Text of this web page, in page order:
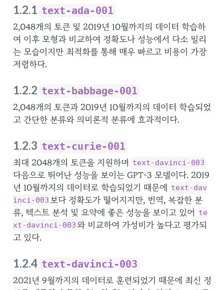
1.2.1 text-ada-001
2,048개의 토큰 및 2019년 10월까지의 데이터 학습하
여 이후 모형과 비교하여 정확도나 성능에서 다소 밀리
는 모습이지만 최적화를 통해 매우 빠르고 비용이 가장
저렴하다.
1.2.2 text-babbage-001
2,048개의 토큰과 2019년 10월까지의 데이터 학습되었
고 간단한 분류와 의미론적 분류에 효과적이다.
1.2.3 text-curie-001
최대 2048개의 토큰을 지원하며 text-davinci-003
다음으로 뛰어난 성능을 보이는 GPT-3 모델이다. 2019
년 10월까지의 데이터로 학습되었기 때문에 text-dav
inci-003보다 정확도가 떨어지지만, 번역, 복잡한 분
류, 텍스트 분석 및 요약에 좋은 성능을 보이고 있어 te
xt-davinci-003와 비교하여 가성비가 높다고 평가되
고 있다.
1.2.4 text-davinci-003
2021년 9월까지의 데이터로 훈련되었기 때문에 최신 정